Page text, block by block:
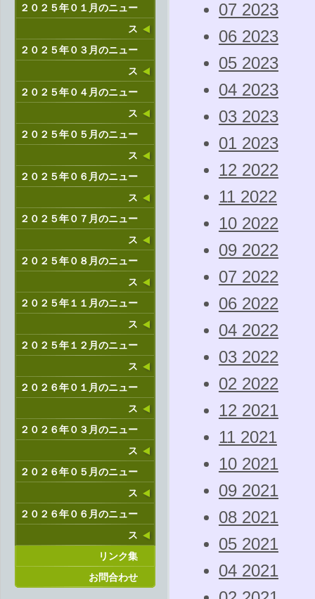
２０２５年０１月のニュー
ス
２０２５年０３月のニュー
ス
２０２５年０４月のニュー
ス
２０２５年０５月のニュー
ス
２０２５年０６月のニュー
ス
２０２５年０７月のニュー
ス
２０２５年０８月のニュー
ス
２０２５年１１月のニュー
ス
２０２５年１２月のニュー
ス
２０２６年０１月のニュー
ス
２０２６年０３月のニュー
ス
２０２６年０５月のニュー
ス
２０２６年０６月のニュー
ス
リンク集
お問合わせ
07 2023
06 2023
05 2023
04 2023
03 2023
01 2023
12 2022
11 2022
10 2022
09 2022
07 2022
06 2022
04 2022
03 2022
02 2022
12 2021
11 2021
10 2021
09 2021
08 2021
05 2021
04 2021